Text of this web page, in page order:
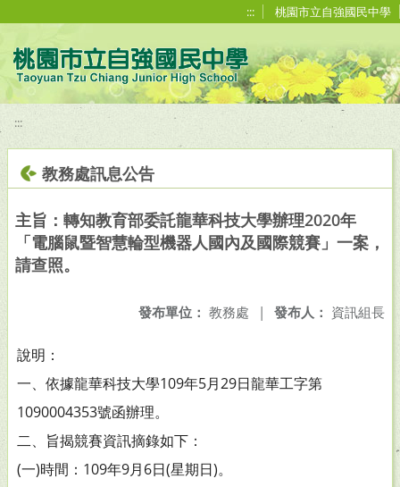
::: 桃園市立自強國民中學
:::
教務處訊息公告
主旨：轉知教育部委託龍華科技大學辦理2020年
「電腦鼠暨智慧輪型機器人國內及國際競賽」一案，
請查照。
發布人： 資訊組長
發布單位： 教務處 |
說明：
一、依據龍華科技大學109年5月29日龍華工字第
1090004353號函辦理。
二、旨揭競賽資訊摘錄如下：
(一)時間：109年9月6日(星期日)。